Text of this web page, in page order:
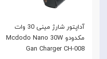
آداپتور شارژ مینی 30 وات
مکدودو Mcdodo Nano 30W
Gan Charger CH-008